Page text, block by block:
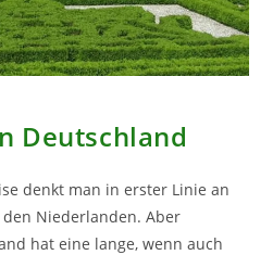
Deutschland
denkt man in erster Linie an
Niederlanden. Aber
hat eine lange, wenn auch